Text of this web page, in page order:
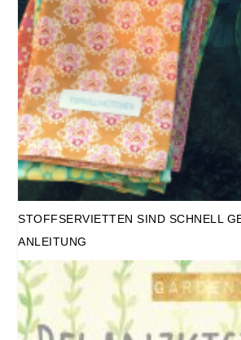
STOFFSERVIETTEN SIND SCHNELL
ANLEITUNG